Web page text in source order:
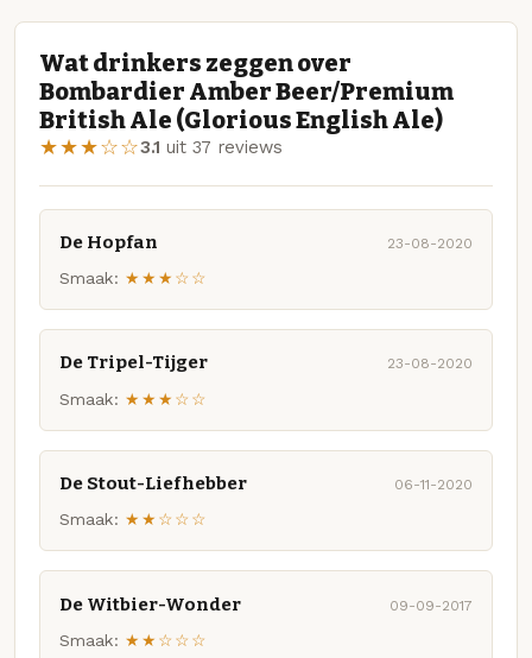
Wat drinkers zeggen over
Bombardier Amber Beer/Premium
British Ale (Glorious English Ale)
★★★☆☆3.1 uit 37 reviews
De Hopfan 23-08-2020
Smaak: ★★★☆☆
De Tripel-Tijger 23-08-2020
Smaak: ★★★☆☆
De Stout-Liefhebber 06-11-2020
Smaak: ★★☆☆☆
De Witbier-Wonder 09-09-2017
Smaak: ★★☆☆☆